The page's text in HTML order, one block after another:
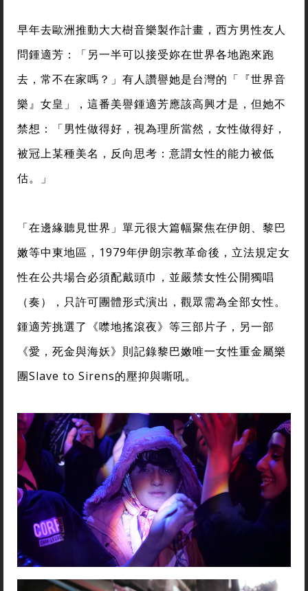
早年去歐洲推動大大樹音樂製作計畫，西方男性友人
問鍾適芳：「另一半可以接受妳在世界各地跑來跑
去，常不在家嗎？」有人讚譽她是台灣的「『世界音
樂』女皇」，這番美譽鍾適芳應該高興才是，但她不
禁想：「男性做得好，視為理所當然，女性做得好，
被冠上某種美名，反向思考：意謂女性的能力被低
估。」
「在邊緣聽見世界」單元很大篇幅聚焦在伊朗、黎巴
嫩等中東地區，1979年伊朗宗教革命後，立法規定女
性在公共場合必須配戴頭巾，並嚴禁女性公開獨唱
（奏），只許可團體形式演出，觀眾需為全部女性。
鍾適芳挑選了《噤地搖滾夜》等三部片子，另一部
《愛，死金與海妖》則記錄黎巴嫩唯一女性重金屬樂
團Slave to Sirens的壓抑與嘶吼。